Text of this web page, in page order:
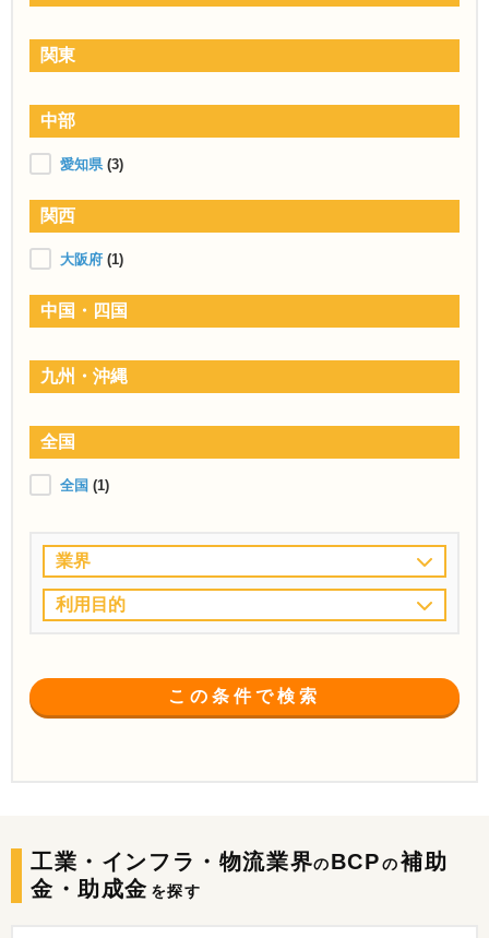
関東
中部
愛知県 (3)
関西
大阪府 (1)
中国・四国
九州・沖縄
全国
全国 (1)
業界
利用目的
この条件で検索
工業・インフラ・物流業界のBCP の 補助
金・助成金 を探す